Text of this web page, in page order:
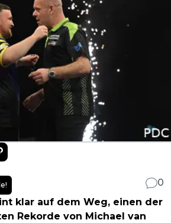
0
klar auf dem Weg, einen der
Rekorde von Michael van